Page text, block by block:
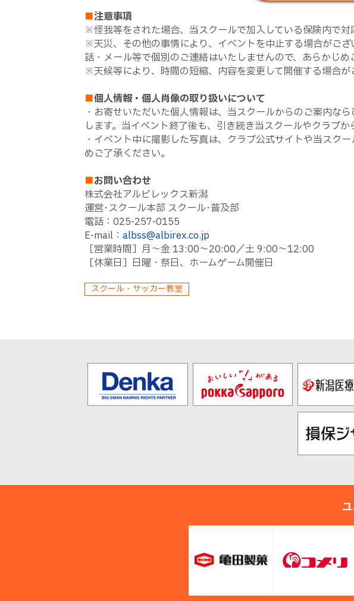
■注意事項
※怪我等をされた場合、当スクールで加入している保険内で対
※天災、その他の事情により、イベントを中止する場合がご
話・メール等で個別のご連絡はいたしませんので、あらかじめ
※天候等により、時間の短縮、内容を変更して開催する場合が
■個人情報・個人肖像の取り扱いについて
・お寄せいただいた個人情報は、当スクールからのご案内な
します。当イベント終了後も、引き続き当スクールやクラブ
・イベント中に撮影した写真は、クラブ公式サイトや当スク
めご了承ください。
■お問い合わせ
株式会社アルビレックス新潟
運営･スクール本部 スクール･普及部
電話：025-257-0155
E-mail： albss@albirex.co.jp
［営業時間］月～金 13:00～20:00／土 9:00～12:00
［休業日］日曜・祭日、ホームゲーム開催日
スクール・サッカー教室